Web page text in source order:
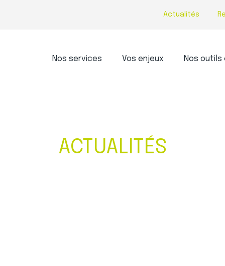
Actualités
Principal
Nos services Vos enjeux Nos outils
ACTUALITÉS